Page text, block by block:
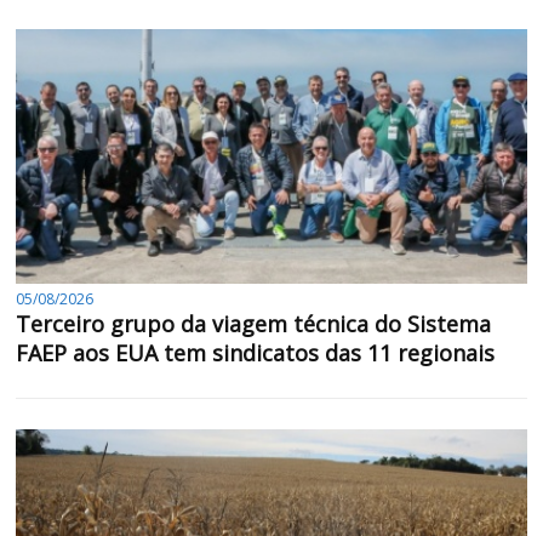
05/08/2026
Terceiro grupo da viagem técnica do Sistema
FAEP aos EUA tem sindicatos das 11 regionais